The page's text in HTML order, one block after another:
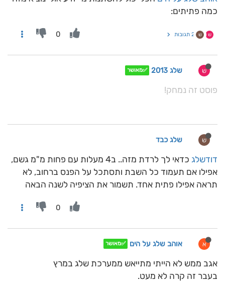
כמה פתיתים:
ש ש 2 תגובות 0
ש שלג 2013 ✅מאושר
פוסט זה נמחק!
ש שלג כבד
דודשלג
כדאי לך לרדת מזה.. ב4 מעלות עם פחות מ"מ גשם,
אפילו אם תעמוד כל השבת ותסתכל על הפנס ברחוב, לא
תראה אפילו פתית אחד. תשמור את הציפיה לשנה הבאה
0
א אוהב שלג על הים ✅מאושר
אגב ממש לא הייתי מתייאש ממערכת שלג במרץ
בעבר זה קרה לא מעט.